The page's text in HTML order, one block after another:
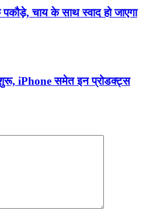
चाय के साथ स्वाद हो जाएगा
iPhone समेत इन प्रोडक्ट्स